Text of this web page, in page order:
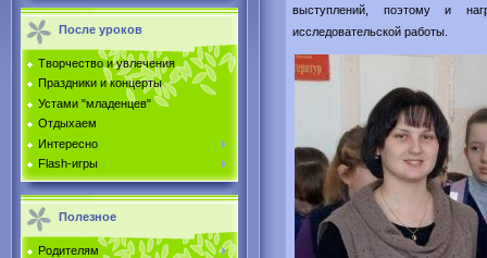
После уроков
Творчество и увлечения
Праздники и концерты
Устами "младенцев"
Отдыхаем
Интересно
Flash-игры
Полезное
Родителям
выступлений, поэтому и
исследовательской работы.